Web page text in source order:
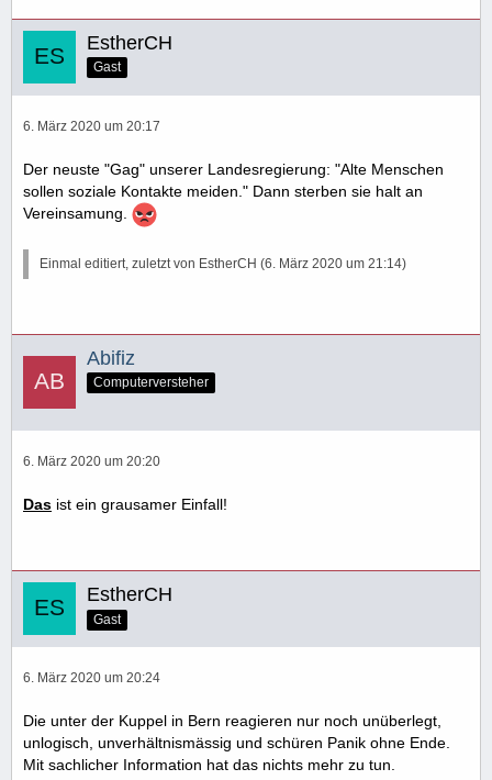
EstherCH
Gast
6. März 2020 um 20:17
Der neuste "Gag" unserer Landesregierung: "Alte Menschen
sollen soziale Kontakte meiden." Dann sterben sie halt an
Vereinsamung.
Einmal editiert, zuletzt von EstherCH (6. März 2020 um 21:14)
Abifiz
Computerversteher
6. März 2020 um 20:20
Das ist ein grausamer Einfall!
EstherCH
Gast
6. März 2020 um 20:24
Die unter der Kuppel in Bern reagieren nur noch unüberlegt,
unlogisch, unverhältnismässig und schüren Panik ohne Ende.
Mit sachlicher Information hat das nichts mehr zu tun.